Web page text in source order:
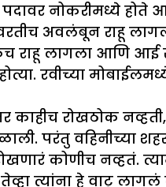
नोकरीमध्ये
अवलंबून राहू
लागला आणि आई
होत्या. रवीच्या
काहीच रोखठोक
परंतु वहिनीच्या
रोखणारं कोणीच
त्यांना हे वाटू